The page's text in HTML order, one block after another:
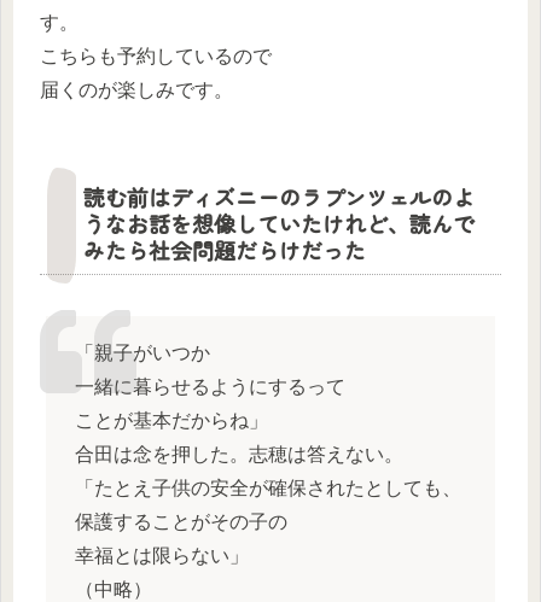
す。
こちらも予約しているので
届くのが楽しみです。
読む前はディズニーのラプンツェルのよ
うなお話を想像していたけれど、読んで
みたら社会問題だらけだった
「親子がいつか
一緒に暮らせるようにするって
ことが基本だからね」
合田は念を押した。志穂は答えない。
「たとえ子供の安全が確保されたとしても、
保護することがその子の
幸福とは限らない」
（中略）